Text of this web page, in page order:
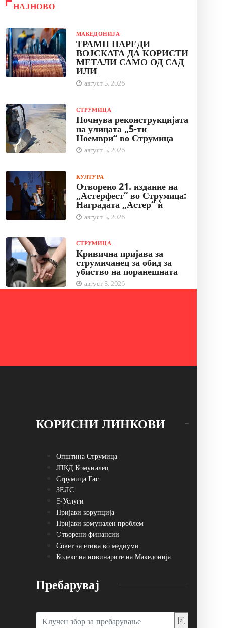
НАЈНОВО
МАКЕДОНИЈА
ТРАМП НАРЕДИ
ВОЈСКАТА ДА КОРИСТИ
МЕТАЛИ САМО ОД САД
ИЛИ
август 5, 2026
СТРУМИЦА
Почнува реконструкцијата
на улицата „5-ти
Ноември“ во Струмица
август 5, 2026
КУЛТУРА
Отворено 21. издание на
„Астерфест“ во Струмица:
Наградата „Астер“ ѝ
август 5, 2026
СТРУМИЦА
Кривична пријава за
струмичанец за обид за
убиство на поранешната
август 5, 2026
КОРИСНИ ЛИНКОВИ
Општина Струмица
ЈПКД Комуналец
Струмица Гас
ЗЕЛС
E-Услуги
Пријави корупција
Пријави комунален проблем
Oтворени финансии
Совет за етика во медиуми
Кодекс на новинарите на Македонија
Пребарувај